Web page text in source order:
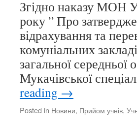
Згідно наказу МОН
року ” Про
відрахування та
комуніальних
загальної
Мукачівської
reading →
Posted in Новини, Прийом учнів,